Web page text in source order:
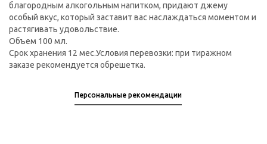
благородным алкогольным напитком, придают джему
особый вкус, который заставит вас наслаждаться моментом и
растягивать удовольствие.
Объем 100 мл.
Срок хранения 12 мес.Условия перевозки: при тиражном
заказе рекомендуется обрешетка.
Персональные рекомендации